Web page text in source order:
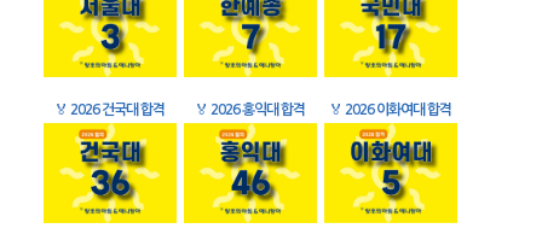
🏅 2026 건국대 합격 🏅 2026 홍익대 합격 🏅 2026 이화여대 합격